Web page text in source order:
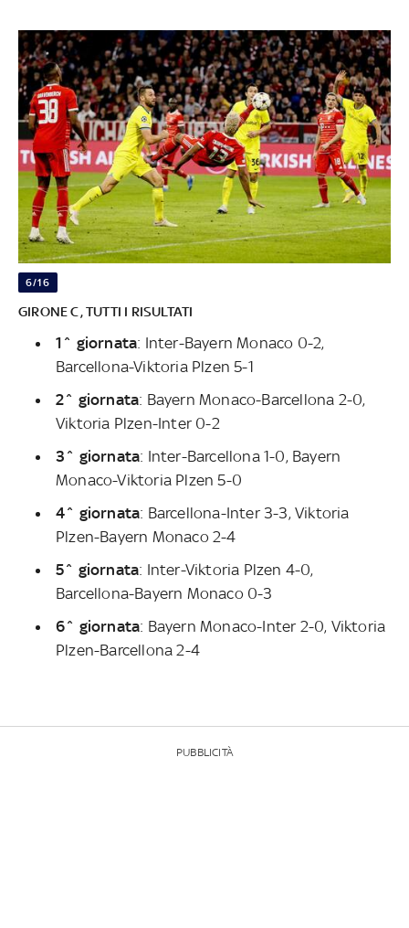
6/16
GIRONE C, TUTTI I RISULTATI
1^ giornata: Inter-Bayern Monaco 0-2,
Barcellona-Viktoria Plzen 5-1
2^ giornata: Bayern Monaco-Barcellona 2-0,
Viktoria Plzen-Inter 0-2
3^ giornata: Inter-Barcellona 1-0, Bayern
Monaco-Viktoria Plzen 5-0
4^ giornata: Barcellona-Inter 3-3, Viktoria
Plzen-Bayern Monaco 2-4
5^ giornata: Inter-Viktoria Plzen 4-0,
Barcellona-Bayern Monaco 0-3
6^ giornata: Bayern Monaco-Inter 2-0, Viktoria
Plzen-Barcellona 2-4
PUBBLICITÀ